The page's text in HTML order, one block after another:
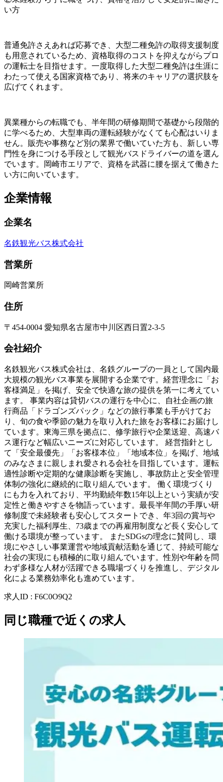
い方
普通免許さえあれば応募でき、大型二種免許の取得支援制度
も用意されているため、資格取得のコストを抑えながらプロ
の運転士を目指せます。一度取得した大型二種免許は生涯に
わたって使える国家資格であり、将来のキャリアの選択肢を
広げてくれます。
異業種からの転職でも、半年間の研修期間で基礎から段階的
に学べるため、大型車両の運転経験がなくても心配はいりま
せん。販売や事務など別の業界で働いていた方も、新しい専
門性を身につける手段として観光バスドライバーの道を選ん
でいます。岡崎市エリアで、資格を武器に腰を据えて働きた
い方に向いています。
企業情報
企業名
名鉄観光バス株式会社
営業所
岡崎営業所
住所
〒454-0004 愛知県名古屋市中川区西日置2-3-5
会社紹介
名鉄観光バス株式会社は、名鉄グループの一員として国内最
大規模の観光バス事業を展開する企業です。経営理念に「お
客様満足」を掲げ、安全で快適な旅の提供を第一に考えてい
ます。 事業内容は貸切バスの運行を中心に、自社企画の旅
行商品「ドラゴンズパック」などの旅行事業も手がけてお
り、旬の食や季節の魅力を取り入れた旅をお客様にお届けし
ています。東海三県を拠点に、修学旅行や企業送迎、高速バ
ス運行など幅広いニーズに対応しています。 経営指針とし
て「安全最優先」「お客様本位」「地域本位」を掲げ、地域
のみなさまに親しまれ愛される会社を目指しています。運転
適性診断や定期的な健康診断を実施し、事故防止と安全管理
体制の強化に継続的に取り組んでいます。 働く環境づくり
にも力を入れており、平均勤続年数15年以上という実績が安
定性と働きやすさを物語っています。最長半年間の手厚い研
修制度で未経験者も安心してスタートでき、年3回の賞与や
充実した福利厚生、73歳までの再雇用制度など長く安心して
働ける環境が整っています。 またSDGsの理念に賛同し、環
境にやさしい事業運営や地域貢献活動を通じて、持続可能な
社会の実現にも積極的に取り組んでいます。性別や年齢を問
わず多様な人材が活躍できる職場づくりを推進し、デジタル
化による業務効率化も進めています。
求人ID : F6C0O9Q2
同じ職種で近くの求人